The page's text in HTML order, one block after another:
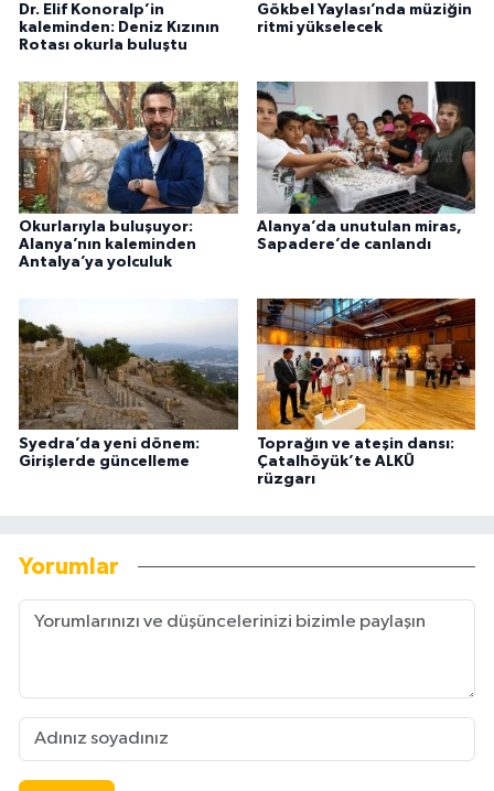
Dr. Elif Konoralp’in
kaleminden: Deniz Kızının
Rotası okurla buluştu
Gökbel Yaylası’nda müziğin
ritmi yükselecek
Okurlarıyla buluşuyor:
Alanya’nın kaleminden
Antalya’ya yolculuk
Alanya’da unutulan miras,
Sapadere’de canlandı
Syedra’da yeni dönem:
Girişlerde güncelleme
Toprağın ve ateşin dansı:
Çatalhöyük’te ALKÜ
rüzgarı
Yorumlar